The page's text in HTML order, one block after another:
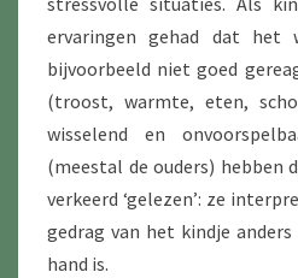
ervaringen gehad dat
bijvoorbeeld niet goed
(troost, warmte, eten,
wisselend en
(meestal de ouders) hebben
verkeerd ‘gelezen’: ze
gedrag van het kindje
hand is.